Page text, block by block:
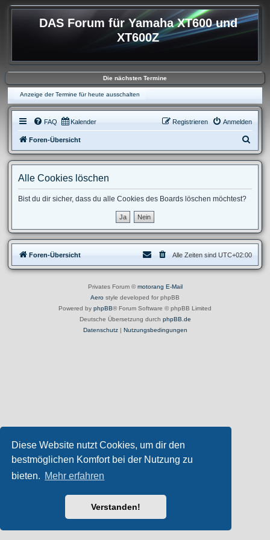
Diese Website nutzt Cookies, um dir den
bestmöglichen Komfort bei der Nutzung zu
bieten. Mehr erfahren
Verstanden!
DAS Forum für Yamaha XT600 und
XT600Z
Die nächsten Termine
Anzeige der Termine für heute ausschalten
FAQ Kalender Anmelden
Registrieren
Foren-Übersicht
u
Alle Cookies löschen
Bist du dir sicher, dass du alle Cookies des Boards löschen möchtest?
Foren-Übersicht Alle Zeiten sind UTC+02:00
Privates Forum ©motorang E-Mail
Aero style developed for phpBB
Powered by phpBB® Forum Software © phpBB Limited
Deutsche Übersetzung durch phpBB.de
Datenschutz| Nutzungsbedingungen